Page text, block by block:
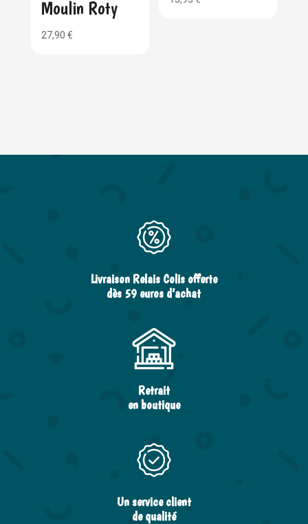
Moulin Roty
27,90 €
Livraison Relais Colis offerte
dès 59 euros d’achat
Retrait
en boutique
Un service client
de qualité